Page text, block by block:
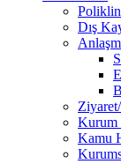
Dış
Kurum
Kamu